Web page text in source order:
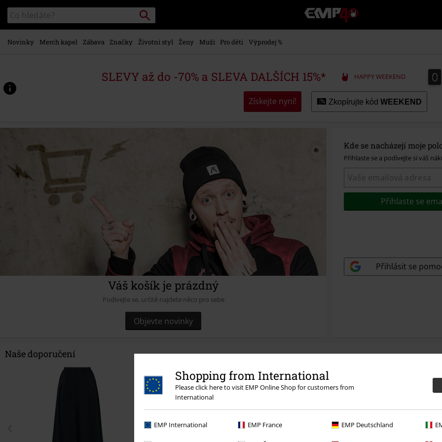
Shopping from International
Please click here to visit EMP Online Shop for customers from
International
EMP International EMP France EMP Deutschland
hlavnímu
obsahu
Katalog
vyhledávání
Vyhledávání
EMP
-
Hudba,
Merch
hráče,
Alternativní
Novinky Merch kapel Zábava Značky Životní styl Ženy Muži Pro děti Výprodej %
SLEVY až do -70% a SLEVA DALŠÍCH 15%* HAPPY WEEKEND 0
0
Získejte nyní! Zkopírujte kód WEEKEND
Váš košík je prázdný
Podívejte se, určitě najdete něco pro sebe
Objevte novinky
Kde se nacházejí moje
Přihlaste se a podívejte si váš
Přihlaste se
Přihlásit se
Naše doporučení